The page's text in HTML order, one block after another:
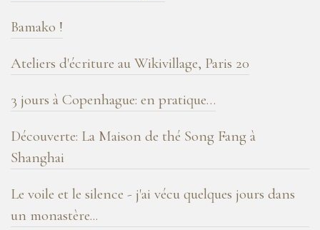
Bamako !
Ateliers d'écriture au Wikivillage, Paris 20
3 jours à Copenhague: en pratique…
Découverte: La Maison de thé Song Fang à
Shanghai
Le voile et le silence - j'ai vécu quelques jours dans
un monastère...